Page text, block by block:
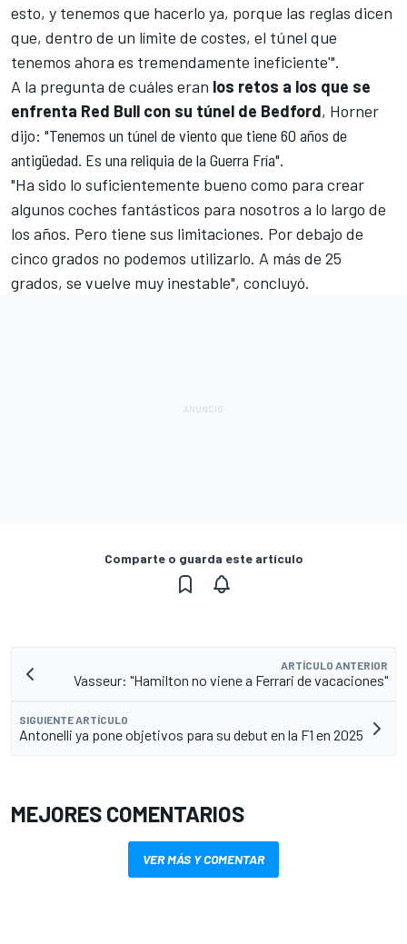
esto, y tenemos que hacerlo ya, porque las reglas dicen
que, dentro de un límite de costes, el túnel que
tenemos ahora es tremendamente ineficiente'".
A la pregunta de cuáles eran los retos a los que se
enfrenta Red Bull con su túnel de Bedford, Horner
dijo: "Tenemos un túnel de viento que tiene 60 años de
antigüedad. Es una reliquia de la Guerra Fría".
"Ha sido lo suficientemente bueno como para crear
algunos coches fantásticos para nosotros a lo largo de
los años. Pero tiene sus limitaciones. Por debajo de
cinco grados no podemos utilizarlo. A más de 25
grados, se vuelve muy inestable", concluyó.
Comparte o guarda este artículo
ARTÍCULO ANTERIOR
Vasseur: "Hamilton no viene a Ferrari de vacaciones"
SIGUIENTE ARTÍCULO
Antonelli ya pone objetivos para su debut en la F1 en 2025
MEJORES COMENTARIOS
VER MÁS Y COMENTAR